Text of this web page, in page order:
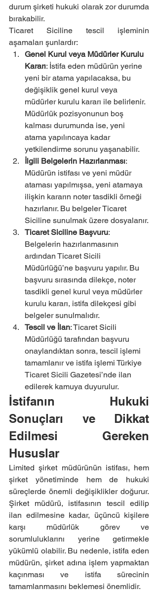
durum şirketi hukuki olarak zor durumda
bırakabilir.
Ticaret Siciline tescil işleminin
aşamaları şunlardır:
Genel Kurul veya Müdürler Kurulu
Kararı: İstifa eden müdürün yerine
yeni bir atama yapılacaksa, bu
değişiklik genel kurul veya
müdürler kurulu kararı ile belirlenir.
Müdürlük pozisyonunun boş
kalması durumunda ise, yeni
atama yapılıncaya kadar
yetkilendirme sorunu yaşanabilir.
İlgili Belgelerin Hazırlanması:
Müdürün istifası ve yeni müdür
ataması yapılmışsa, yeni atamaya
ilişkin kararın noter tasdikli örneği
hazırlanır. Bu belgeler Ticaret
Siciline sunulmak üzere dosyalanır.
Ticaret Siciline Başvuru:
Belgelerin hazırlanmasının
ardından Ticaret Sicili
Müdürlüğü’ne başvuru yapılır. Bu
başvuru sırasında dilekçe, noter
tasdikli genel kurul veya müdürler
kurulu kararı, istifa dilekçesi gibi
belgeler sunulmalıdır.
Tescil ve İlan: Ticaret Sicili
Müdürlüğü tarafından başvuru
onaylandıktan sonra, tescil işlemi
tamamlanır ve istifa işlemi Türkiye
Ticaret Sicili Gazetesi’nde ilan
edilerek kamuya duyurulur.
İstifanın Hukuki
Sonuçları ve Dikkat
Edilmesi Gereken
Hususlar
Limited şirket müdürünün istifası, hem
şirket yönetiminde hem de hukuki
süreçlerde önemli değişiklikler doğurur.
Şirket müdürü, istifasının tescil edilip
ilan edilmesine kadar, üçüncü kişilere
karşı müdürlük görev ve
sorumluluklarını yerine getirmekle
yükümlü olabilir. Bu nedenle, istifa eden
müdürün, şirket adına işlem yapmaktan
kaçınması ve istifa sürecinin
tamamlanmasını beklemesi önemlidir.